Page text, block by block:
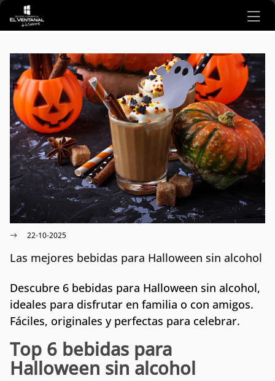
Ir al contenido principal
22-10-2025
Las mejores bebidas para Halloween sin alcohol
Descubre 6 bebidas para Halloween sin alcohol,
ideales para disfrutar en familia o con amigos.
Fáciles, originales y perfectas para celebrar.
Top 6 bebidas para
Halloween sin alcohol